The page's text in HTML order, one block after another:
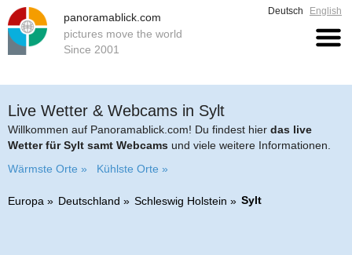
panoramablick.com
pictures move the world
Since 2001
Deutsch English
Live Wetter & Webcams in Sylt
Willkommen auf Panoramablick.com! Du findest hier das live
Wetter für Sylt samt Webcams und viele weitere Informationen.
Wärmste Orte »
Kühlste Orte »
Europa Deutschland Schleswig Holstein Sylt